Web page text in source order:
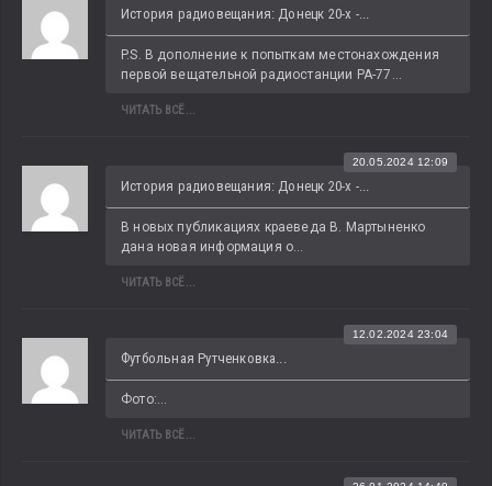
История радиовещания: Донецк 20-х -...
P.S. В дополнение к попыткам местонахождения
первой вещательной радиостанции РА-77...
ЧИТАТЬ ВСЁ...
История радиовещания: Донецк 20-х -...
20.05.2024 12:09
В новых публикациях краеведа В. Мартыненко
дана новая информация о...
ЧИТАТЬ ВСЁ...
Футбольная Рутченковка...
12.02.2024 23:04
Фото:...
ЧИТАТЬ ВСЁ...